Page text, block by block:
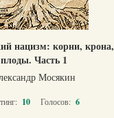
нацизм: корни, крона,
плоды. Часть 1
Мосякин
10 Голосов: 6